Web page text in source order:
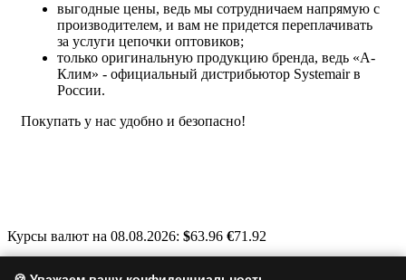
выгодные цены, ведь мы сотрудничаем напрямую с
производителем, и вам не придется переплачивать
за услуги цепочки оптовиков;
только оригинальную продукцию бренда, ведь «А-
Клим» - официальный дистрибьютор Systemair в
России.
Покупать у нас удобно и безопасно!
Курсы валют на 08.08.2026: $63.96 €71.92